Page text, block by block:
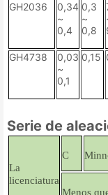
GH2036
0,34
~
0,4
0,3
~
0,8
GH4738
0,03
~
0,1
0,15
Serie de
La
licenciatura
C
Menos